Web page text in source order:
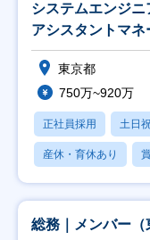
システムエンジニ
アシスタントマネ
東京都
750万~920万
正社員採用 土日
産休・育休あり
総務｜メンバー（